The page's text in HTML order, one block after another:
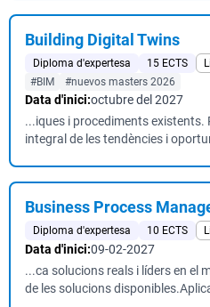
Building Digital Twins
Diploma d'expertesa 15 ECTS
#BIM
#nuevos masters 2026
Data d'inici:octubre del 2027
...iques i procediments
integral de les tendències i
Business Process
Diploma d'expertesa 10 ECTS
Data d'inici:09-02-2027
...ca solucions reals i líders en el
de les solucions